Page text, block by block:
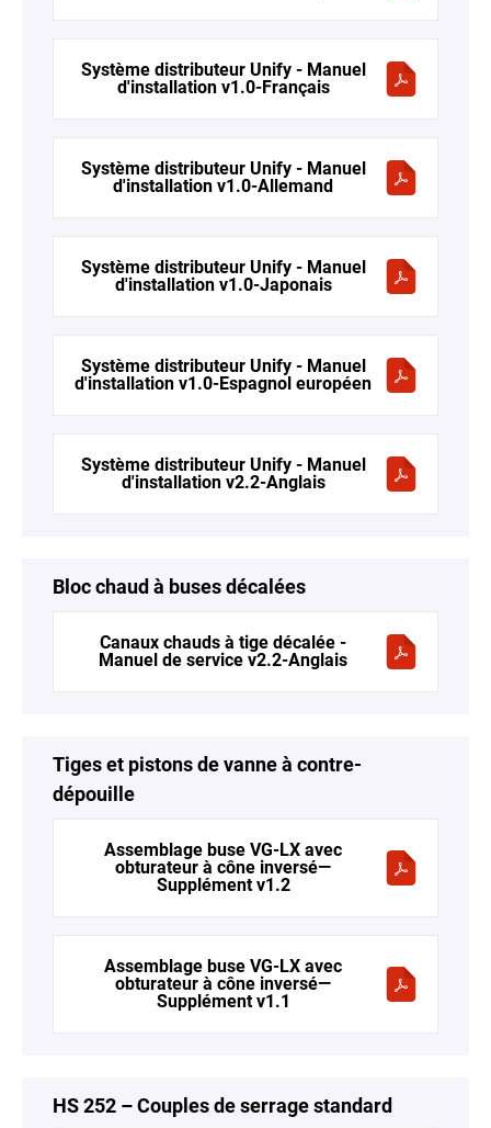
Système distributeur Unify - Manuel
d'installation v1.0-Français
Système distributeur Unify - Manuel
d'installation v1.0-Allemand
Système distributeur Unify - Manuel
d'installation v1.0-Japonais
Système distributeur Unify - Manuel
d'installation v1.0-Espagnol européen
Système distributeur Unify - Manuel
d'installation v2.2-Anglais
Bloc chaud à buses décalées
Canaux chauds à tige décalée -
Manuel de service v2.2-Anglais
Tiges et pistons de vanne à contre-
dépouille
Assemblage buse VG-LX avec
obturateur à cône inversé—
Supplément v1.2
Assemblage buse VG-LX avec
obturateur à cône inversé—
Supplément v1.1
HS 252 – Couples de serrage standard